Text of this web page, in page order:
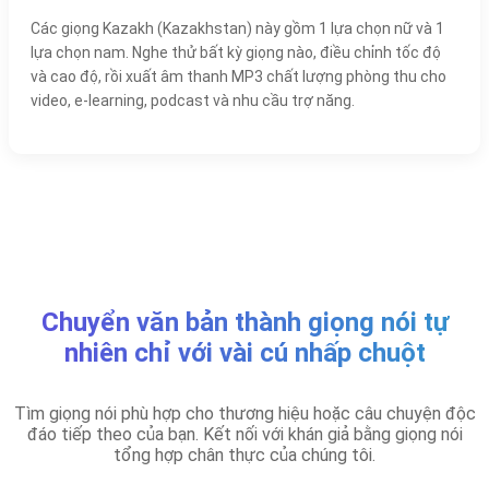
Các giọng Kazakh (Kazakhstan) này gồm 1 lựa chọn nữ và 1
lựa chọn nam. Nghe thử bất kỳ giọng nào, điều chỉnh tốc độ
và cao độ, rồi xuất âm thanh MP3 chất lượng phòng thu cho
video, e-learning, podcast và nhu cầu trợ năng.
Chuyển văn bản thành giọng nói tự
nhiên chỉ với vài cú nhấp chuột
Tìm giọng nói phù hợp cho thương hiệu hoặc câu chuyện độc
đáo tiếp theo của bạn. Kết nối với khán giả bằng giọng nói
tổng hợp chân thực của chúng tôi.